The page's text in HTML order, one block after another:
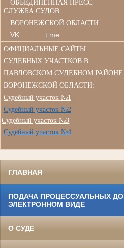
ОБЪЕДИНЕННАЯ ПРЕСС-
СЛУЖБА СУДОВ
ВОРОНЕЖСКОЙ ОБЛАСТИ
VK t.me
ОФИЦИАЛЬНЫЕ САЙТЫ
СУДЕБНЫХ УЧАСТКОВ В
ПАВЛОВСКОМ СУДЕБНОМ РАЙОНЕ
ВОРОНЕЖСКОЙ ОБЛАСТИ:
Судебный участок №1
Судебный участок №2
Судебный участок №3
Судебный участок №4
ГЛАВНАЯ
ПОДАЧА ПРОЦЕССУАЛЬНЫХ
ЭЛЕКТРОННОМ ВИДЕ
О СУДЕ